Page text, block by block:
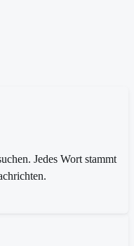
Jedes Wort stammt